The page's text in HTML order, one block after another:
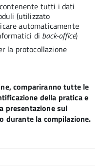
contenente tutti i dati
(utilizzato
automaticamente
di back-office)
la protocollazione
compariranno tutte le
della pratica e
presentazione sul
durante la compilazione.